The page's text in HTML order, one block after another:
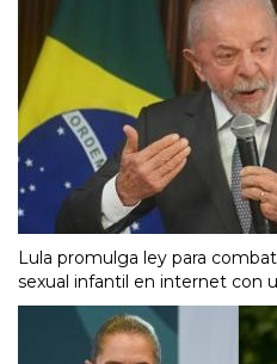
Lula promulga ley para
sexual infantil en internet con